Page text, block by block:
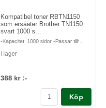
Kompatibel toner RBTN1150
som ersääter Brother TN1150
svart 1000 s...
-Kapacitet: 1000 sidor -Passar till:...
I lager
388 kr :-
Köp